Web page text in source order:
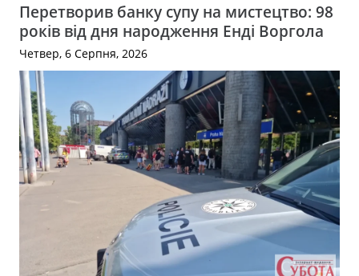
Перетворив банку супу на мистецтво: 98
років від дня народження Енді Воргола
Четвер, 6 Серпня, 2026